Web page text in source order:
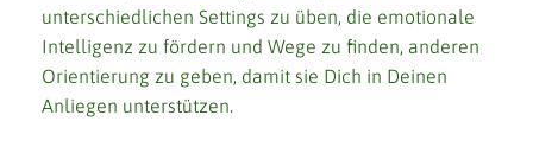
unterschiedlichen Settings zu üben, die emotionale
Intelligenz zu fördern und Wege zu finden, anderen
Orientierung zu geben, damit sie Dich in Deinen
Anliegen unterstützen.